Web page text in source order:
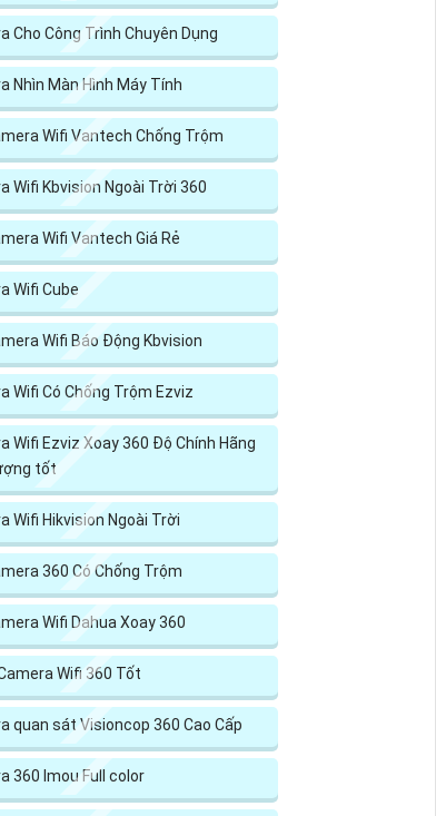
Cho Công Trình Chuyên Dụng
Nhìn Màn Hình Máy Tính
Wifi Vantech Chống Trộm
Wifi Kbvision Ngoài Trời 360
Wifi Vantech Giá Rẻ
Wifi Cube
Wifi Báo Động Kbvision
Wifi Có Chống Trộm Ezviz
Wifi Ezviz Xoay 360 Độ Chính Hãng
tốt
Wifi Hikvision Ngoài Trời
360 Có Chống Trộm
Wifi Dahua Xoay 360
Wifi 360 Tốt
quan sát Visioncop 360 Cao Cấp
360 Imou Full color